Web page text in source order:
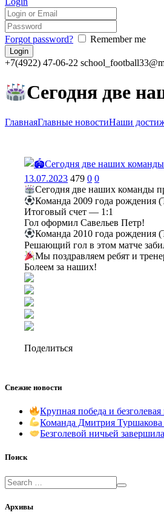
Forgot password? Remember me
+7(4922) 47-06-22
Сегодня две
ГлавнаяГлавные новостиНаши
13.07.2023 479 0 0
Сегодня две наших команды
Команда 2009 года
Итоговый счет — 1:1
Гол оформил Савельев Петр!
Команда 2010 года рождения
Решающий гол в этом матче
Мы поздравляем ребят и
Болеем за наших!
Поделиться
Свежие новости
Крупная победа и
Команда Дмитрия
Безголевой ничьей
Поиск
Архивы